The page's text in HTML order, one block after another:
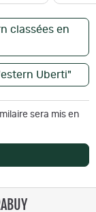
classées en
Uberti"
sera mis en